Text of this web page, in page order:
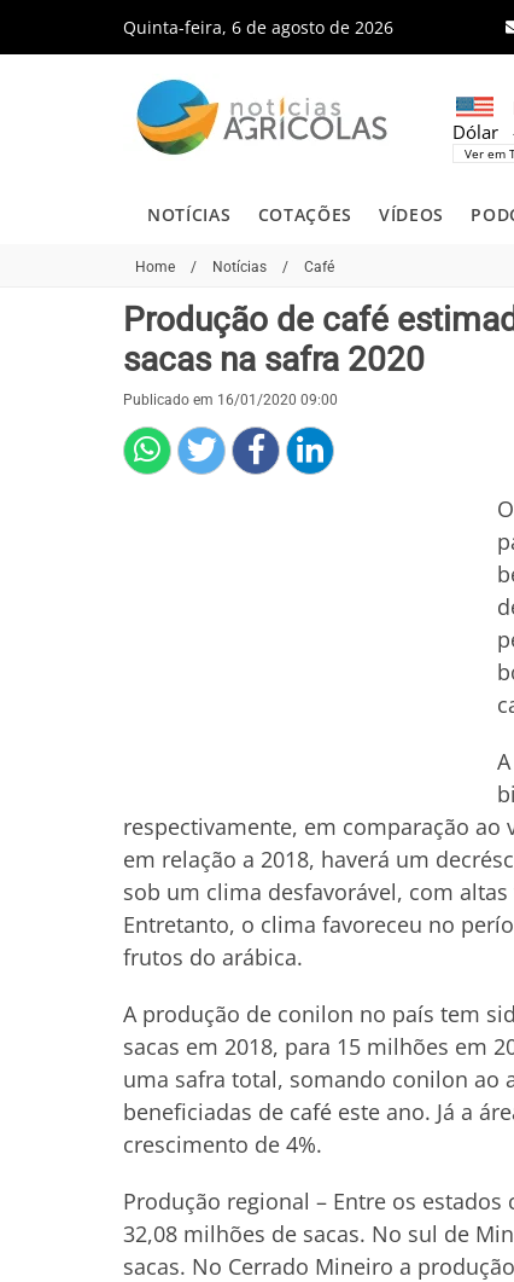
Quinta-feira, 6 de agosto de 2026
Dólar
Ver em
NOTÍCIAS COTAÇÕES VÍDEOS
Home / Notícias / Café
Produção de café
sacas na safra 2020
Publicado em 16/01/2020 09:00
respectivamente, em comparação ao
em relação a 2018, haverá um
sob um clima desfavorável, com
Entretanto, o clima favoreceu no
frutos do arábica.
A produção de conilon no país tem
sacas em 2018, para 15 milhões em
uma safra total, somando conilon ao
beneficiadas de café este ano. Já a
crescimento de 4%.
Produção regional – Entre os
32,08 milhões de sacas. No sul de
sacas. No Cerrado Mineiro a